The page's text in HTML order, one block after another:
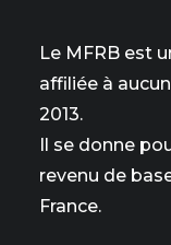
Le MFRB est
affiliée à
2013.
Il se donne
revenu de
France.